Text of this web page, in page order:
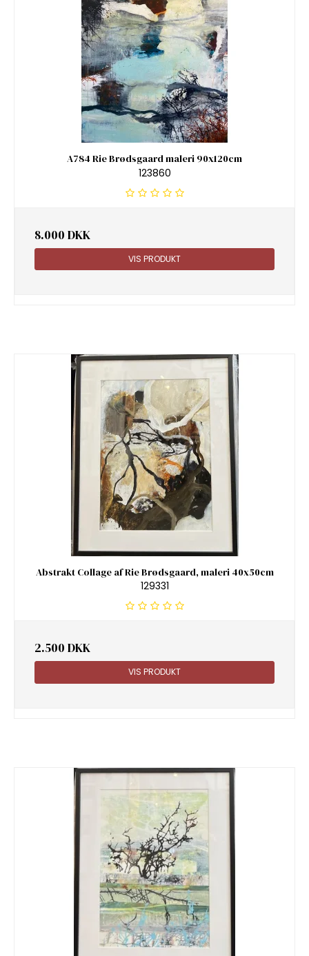
A784 Rie Brødsgaard maleri 90x120cm
123860
8.000 DKK
VIS PRODUKT
Abstrakt Collage af Rie Brødsgaard, maleri 40x50cm
129331
2.500 DKK
VIS PRODUKT